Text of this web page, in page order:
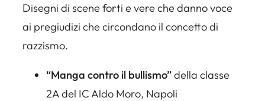
Disegni di scene forti e vere che danno voce
ai pregiudizi che circondano il concetto di
razzismo.
“Manga contro il bullismo”della classe
2A del IC Aldo Moro, Napoli